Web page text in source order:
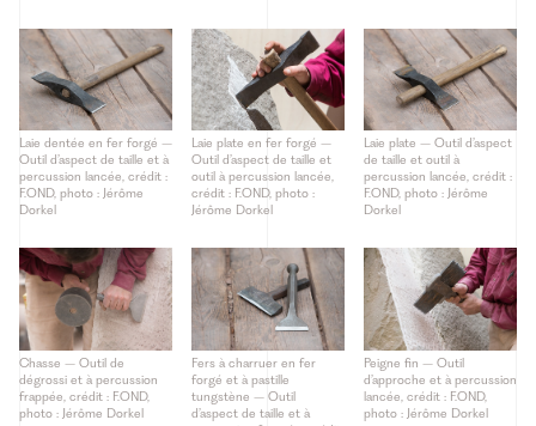
Laie dentée en fer forgé –
Outil d’aspect de taille et à
percussion lancée, crédit :
F.OND, photo : Jérôme
Dorkel
Laie plate en fer forgé –
Outil d’aspect de taille et
outil à percussion lancée,
crédit : F.OND, photo :
Jérôme Dorkel
Laie plate – Outil d’aspect
de taille et outil à
percussion lancée, crédit :
F.OND, photo : Jérôme
Dorkel
Chasse – Outil de
dégrossi et à percussion
frappée, crédit : F.OND,
photo : Jérôme Dorkel
Fers à charruer en fer
forgé et à pastille
tungstène – Outil
d’aspect de taille et à
Peigne fin – Outil
d’approche et à percussion
lancée, crédit : F.OND,
photo : Jérôme Dorkel